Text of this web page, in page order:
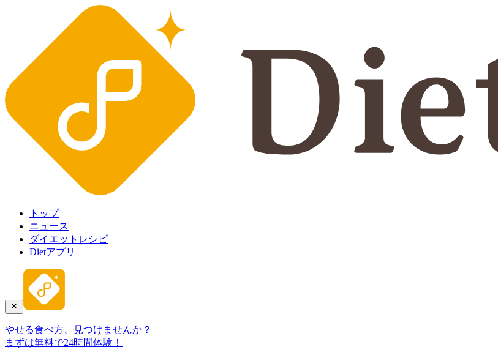
トップ
ニュース
ダイエットレシピ
Dietアプリ
やせる食べ方、見つけませんか？
まずは無料で24時間体験！